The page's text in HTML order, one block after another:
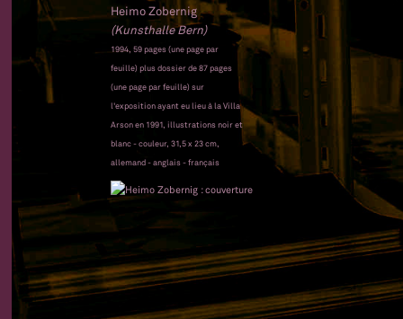
Heimo Zobernig
(Kunsthalle Bern)
1994, 59 pages (une page par
feuille) plus dossier de 87 pages
(une page par feuille) sur
l'exposition ayant eu lieu à la Villa
Arson en 1991, illustrations noir et
blanc - couleur, 31,5 x 23 cm,
allemand - anglais - français